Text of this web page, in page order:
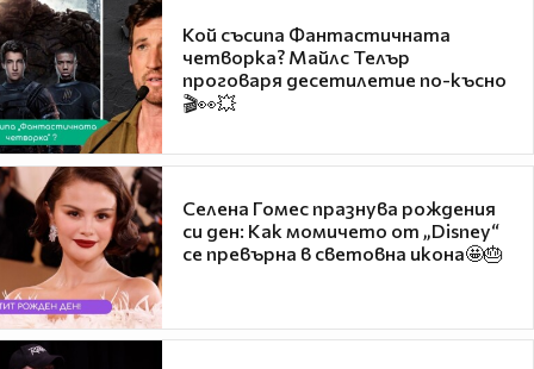
Кой съсипа Фантастичната
четворка? Майлс Телър
проговаря десетилетие по-късно
🎬👀💥
Селена Гомес празнува рождения
си ден: Как момичето от „Disney“
се превърна в световна икона🤩🎂